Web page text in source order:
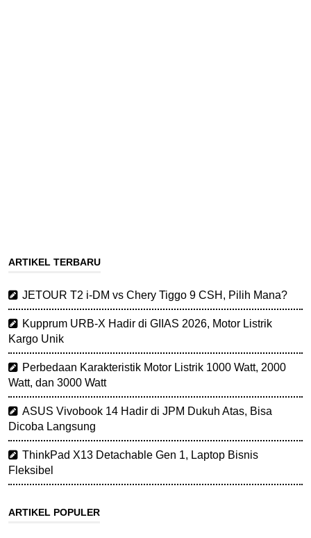
ARTIKEL TERBARU
JETOUR T2 i-DM vs Chery Tiggo 9 CSH, Pilih Mana?
Kupprum URB-X Hadir di GIIAS 2026, Motor Listrik
Kargo Unik
Perbedaan Karakteristik Motor Listrik 1000 Watt, 2000
Watt, dan 3000 Watt
ASUS Vivobook 14 Hadir di JPM Dukuh Atas, Bisa
Dicoba Langsung
ThinkPad X13 Detachable Gen 1, Laptop Bisnis
Fleksibel
ARTIKEL POPULER